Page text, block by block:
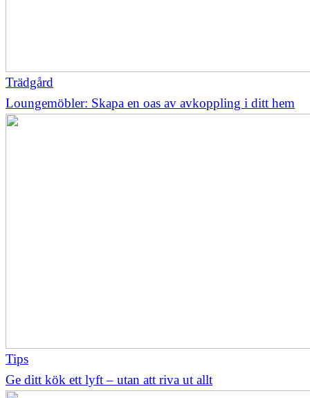
Trädgård
Loungemöbler: Skapa en oas av avkoppling i ditt hem
Tips
Ge ditt kök ett lyft – utan att riva ut allt